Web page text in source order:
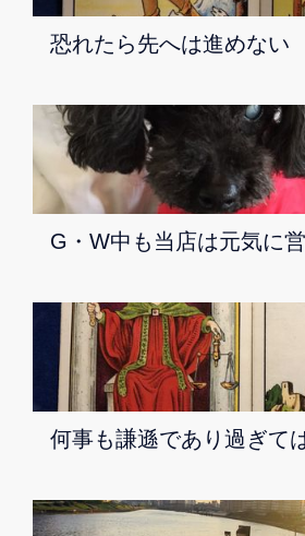
恐れたら先へは進めない
G・W中も当店は元気に
何事も謙遜であり過ぎて